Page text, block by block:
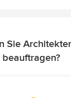
Sie
beauftragen?